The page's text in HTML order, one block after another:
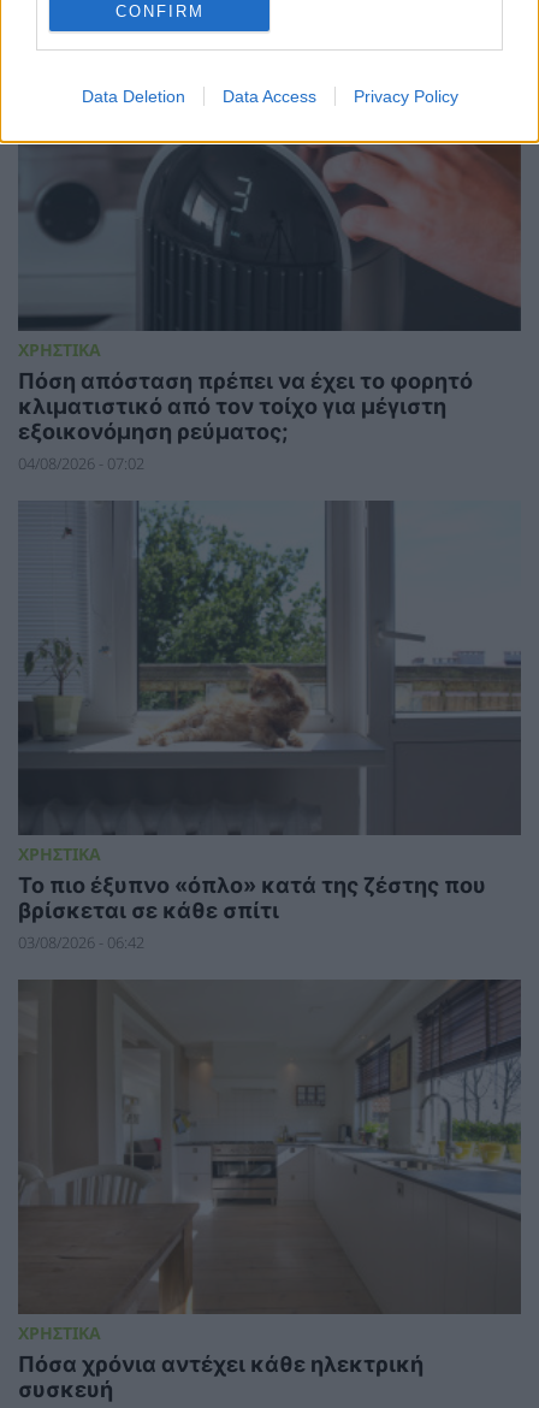
CONFIRM
Data Deletion Data Access Privacy Policy
ΧΡΗΣΤΙΚΑ
Πόση απόσταση πρέπει να έχει το φορητό
κλιματιστικό από τον τοίχο για μέγιστη
εξοικονόμηση ρεύματος;
04/08/2026 - 07:02
ΧΡΗΣΤΙΚΑ
To πιο έξυπνο «όπλο» κατά της ζέστης που
βρίσκεται σε κάθε σπίτι
03/08/2026 - 06:42
ΧΡΗΣΤΙΚΑ
Πόσα χρόνια αντέχει κάθε ηλεκτρική
συσκευή